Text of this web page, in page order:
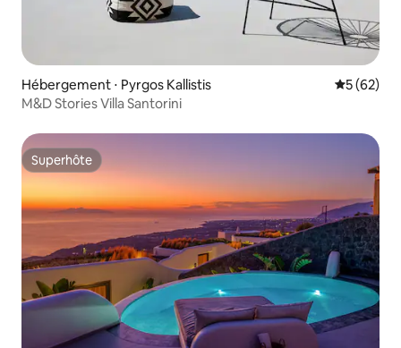
Hébergement ⋅ Pyrgos Kallistis
5 (62)
M&D Stories Villa Santorini
Superhôte
Superhôte